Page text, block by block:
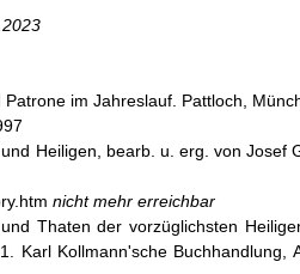
im Jahreslauf. Pattloch,
Heiligen, bearb. u. erg. von Josef
nicht mehr erreichbar
Thaten der vorzüglichsten
Karl Kollmann'sche Buchhandlung,